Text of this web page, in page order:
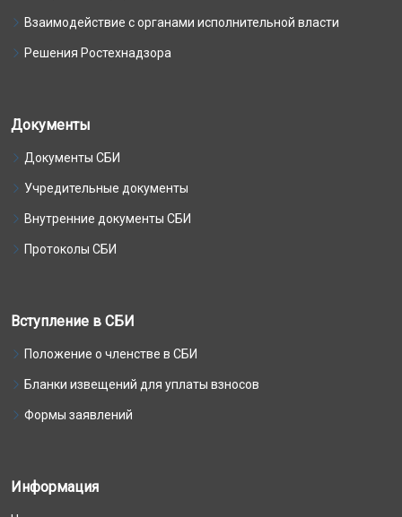
Взаимодействие с органами исполнительной власти
Решения Ростехнадзора
Документы
Документы СБИ
Учредительные документы
Внутренние документы СБИ
Протоколы СБИ
Вступление в СБИ
Положение о членстве в СБИ
Бланки извещений для уплаты взносов
Формы заявлений
Информация